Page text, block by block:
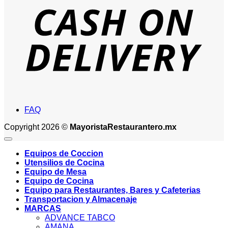
FAQ
Copyright 2026 © MayoristaRestaurantero.mx
Equipos de Coccion
Utensilios de Cocina
Equipo de Mesa
Equipo de Cocina
Equipo para Restaurantes, Bares y Cafeterias
Transportacion y Almacenaje
MARCAS
ADVANCE TABCO